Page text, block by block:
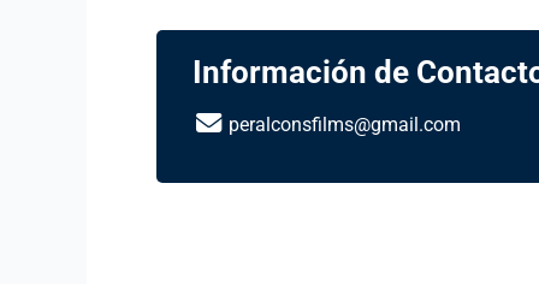
Información de
peralconsfilms@gmail.com